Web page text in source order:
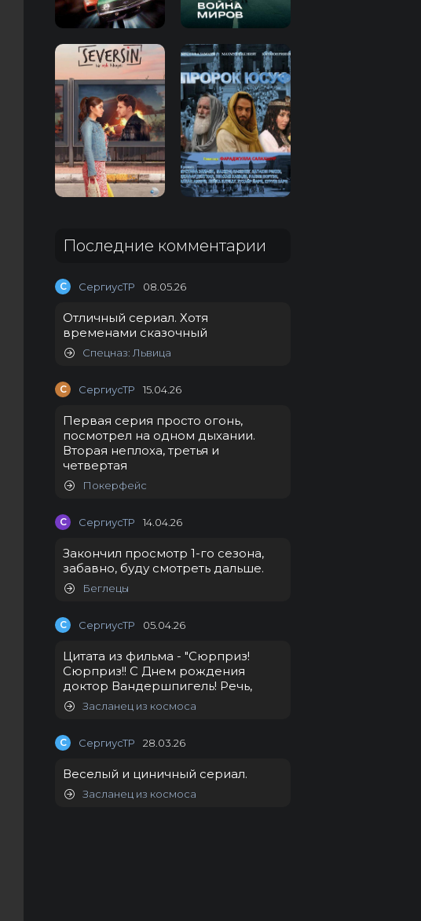
Последние комментарии
С СергиусТР 08.05.26
Отличный сериал. Хотя
временами сказочный
Спецназ: Львица
С СергиусТР 15.04.26
Первая серия просто огонь,
посмотрел на одном дыхании.
Вторая неплоха, третья и
четвертая
Покерфейс
С СергиусТР 14.04.26
Закончил просмотр 1-го сезона,
забавно, буду смотреть дальше.
Беглецы
С СергиусТР 05.04.26
Цитата из фильма - "Сюрприз!
Сюрприз!! С Днем рождения
доктор Вандершпигель! Речь,
Засланец из космоса
С СергиусТР 28.03.26
Веселый и циничный сериал.
Засланец из космоса